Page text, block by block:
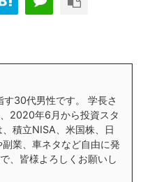
す30代男性です。 学長さ
2020年6月から投資スタ
積立NISA、米国株、日
業、車ネタなど自由に発
、皆様よろしくお願いし